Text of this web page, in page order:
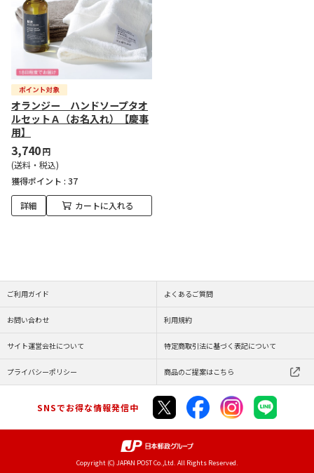
オランジー ハンドソープタオ
ルセットＡ（お名入れ）【慶事
用】
3,740円
(送料・税込)
獲得ポイント : 37
詳細 カートに入れる
ご利用ガイド よくあるご質問
お問い合わせ 利用規約
サイト運営会社について 特定商取引法に基づく表記について
プライバシーポリシー 商品のご提案はこちら
SNSでお得な情報発信中
Copyright (C) JAPAN POST Co.,Ltd. All Rights Reserved.